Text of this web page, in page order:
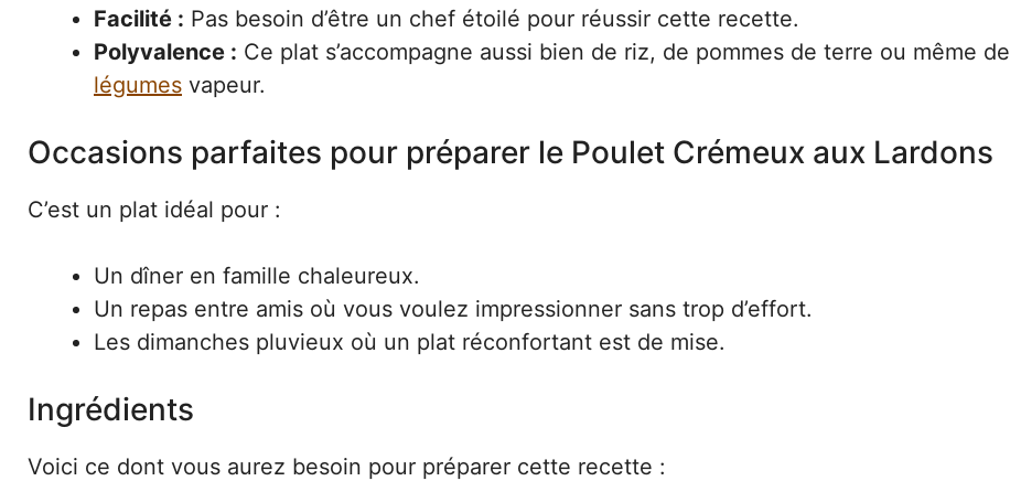
Facilité : Pas besoin d’être un chef étoilé pour réussir cette recette.
Polyvalence : Ce plat s’accompagne aussi bien de riz, de pommes de terre ou même de
légumes vapeur.
Occasions parfaites pour préparer le Poulet Crémeux aux Lardons
C’est un plat idéal pour :
Un dîner en famille chaleureux.
Un repas entre amis où vous voulez impressionner sans trop d’effort.
Les dimanches pluvieux où un plat réconfortant est de mise.
Ingrédients
Voici ce dont vous aurez besoin pour préparer cette recette :